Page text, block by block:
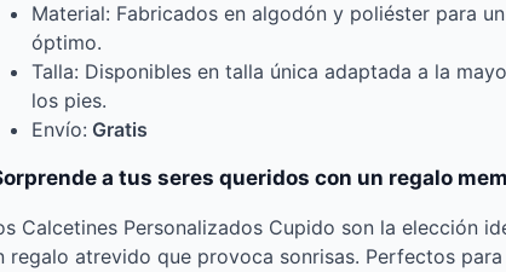
Material: Fabricados en algodón y poliéster para
óptimo.
Talla: Disponibles en talla única adaptada a la
los pies.
Envío: Gratis
a tus seres queridos con un regalo
Calcetines Personalizados Cupido son la elección
regalo atrevido que provoca sonrisas. Perfectos para